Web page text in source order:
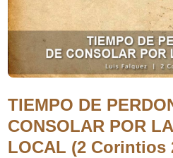
TIEMPO DE
CONSOLAR POR
LOCAL (2 Corintios